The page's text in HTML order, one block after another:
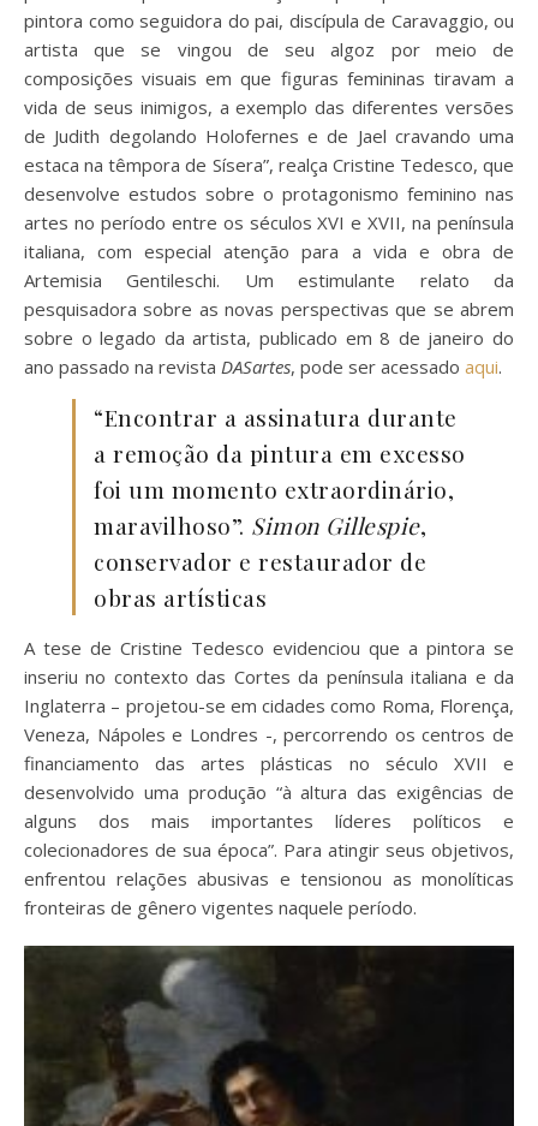
pintora como seguidora do pai, discípula de Caravaggio, ou
artista que se vingou de seu algoz por meio de
composições visuais em que figuras femininas tiravam a
vida de seus inimigos, a exemplo das diferentes versões
de Judith degolando Holofernes e de Jael cravando uma
estaca na têmpora de Sísera”, realça Cristine Tedesco, que
desenvolve estudos sobre o protagonismo feminino nas
artes no período entre os séculos XVI e XVII, na península
italiana, com especial atenção para a vida e obra de
Artemisia Gentileschi. Um estimulante relato da
pesquisadora sobre as novas perspectivas que se abrem
sobre o legado da artista, publicado em 8 de janeiro do
ano passado na revista DASartes, pode ser acessado aqui.
“Encontrar a assinatura durante
a remoção da pintura em excesso
foi um momento extraordinário,
maravilhoso”. Simon Gillespie,
conservador e restaurador de
obras artísticas
A tese de Cristine Tedesco evidenciou que a pintora se
inseriu no contexto das Cortes da península italiana e da
Inglaterra – projetou-se em cidades como Roma, Florença,
Veneza, Nápoles e Londres -, percorrendo os centros de
financiamento das artes plásticas no século XVII e
desenvolvido uma produção “à altura das exigências de
alguns dos mais importantes líderes políticos e
colecionadores de sua época”. Para atingir seus objetivos,
enfrentou relações abusivas e tensionou as monolíticas
fronteiras de gênero vigentes naquele período.